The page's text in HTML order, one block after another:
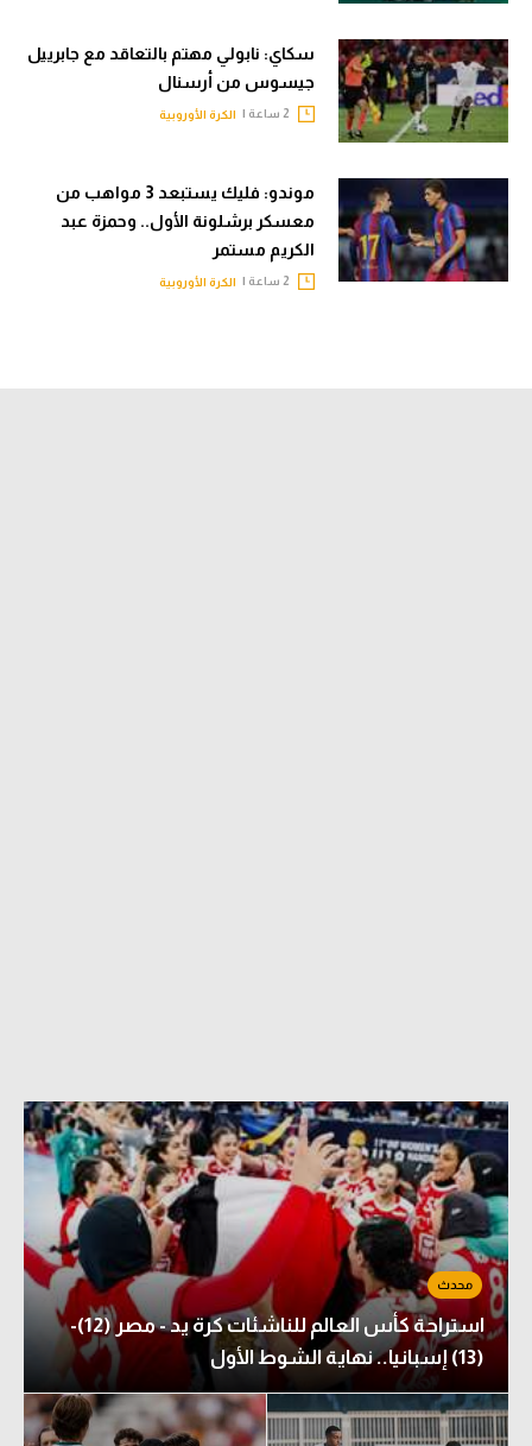
سكاي: نابولي مهتم بالتعاقد مع جابرييل
جيسوس من أرسنال
الكرة الأوروبية
موندو: فليك يستبعد 3 مواهب من
معسكر برشلونة الأول.. وحمزة عبد
الكريم مستمر
الكرة الأوروبية
استراحة كأس العالم للناشئات كرة يد - مصر (12)-
(13) إسبانيا.. نهاية الشوط الأول